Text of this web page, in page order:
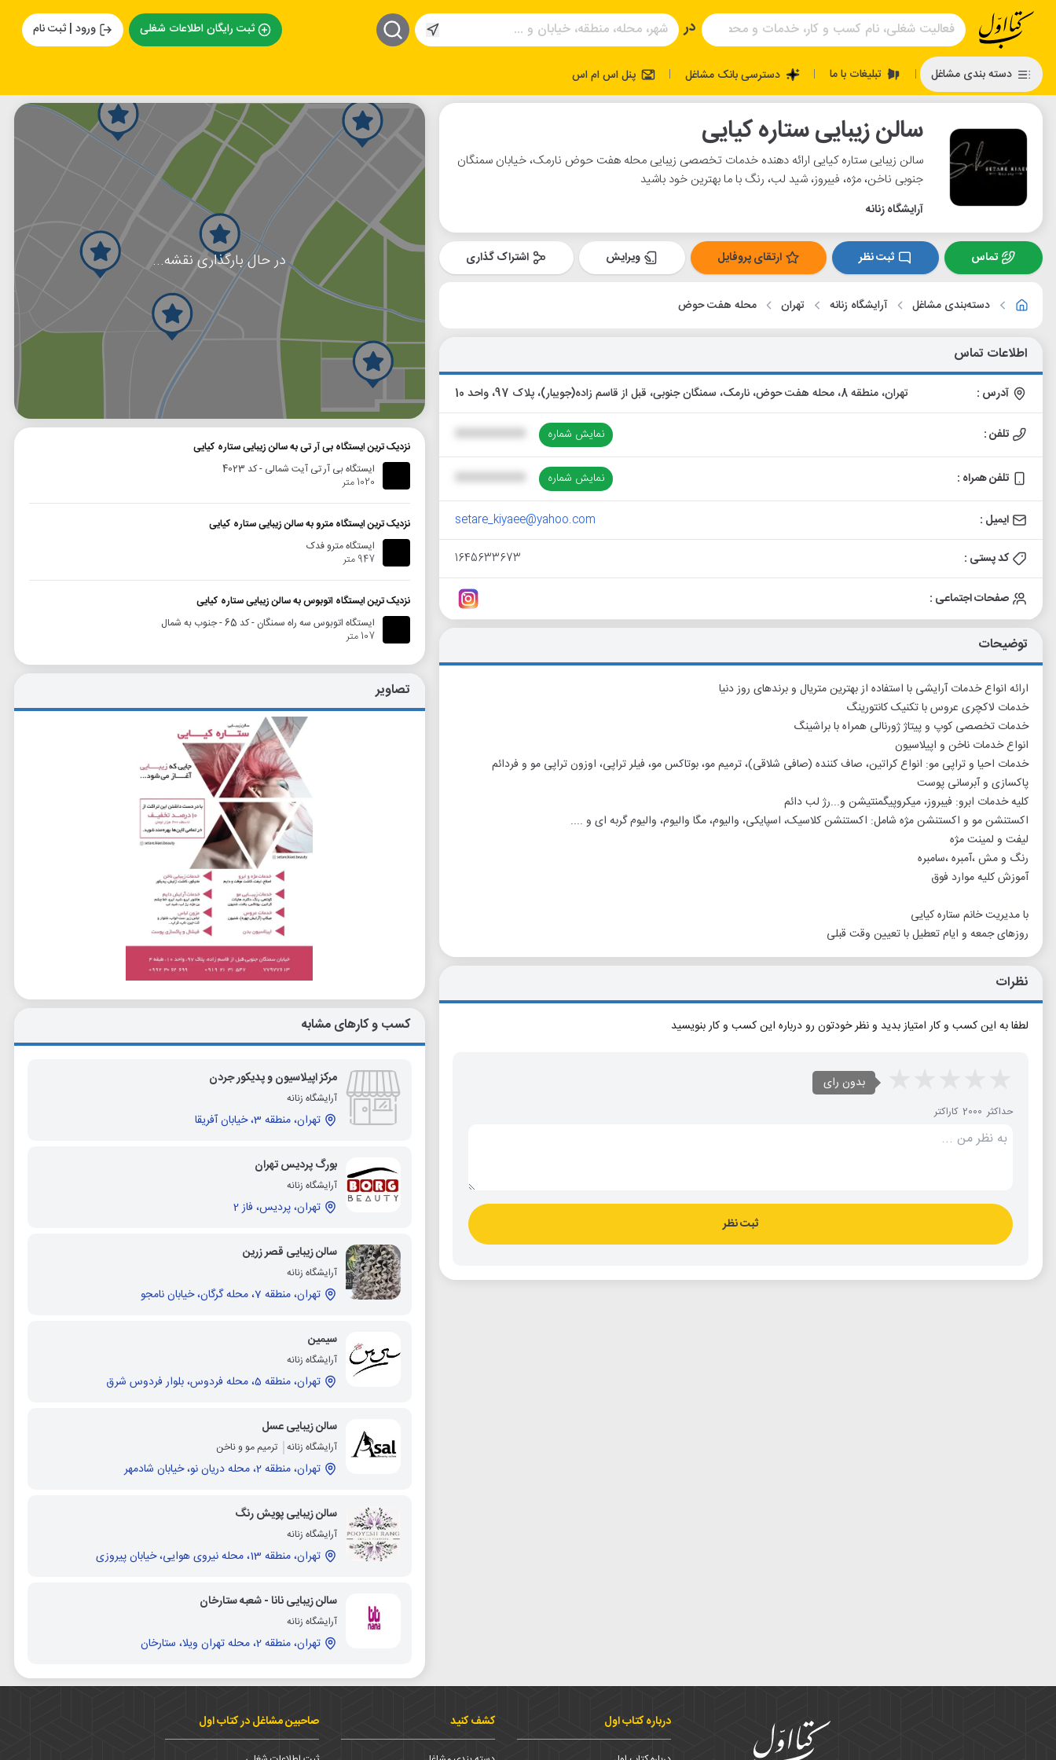
در ثبت رایگان اطلاعات شغلی ورود | ثبت نام
دسته بندی مشاغل | تبلیغات با ما | دسترسی بانک مشاغل | پنل اس ام اس
سالن زیبایی ستاره کیایی
سالن زیبایی ستاره کیایی ارائه دهنده خدمات تخصصی زیبایی محله هفت حوض نارمک، خیابان سمنگان
جنوبی ناخن، مژه، فیبروز، شید لب، رنگ با ما بهترین خود باشید
آرایشگاه زنانه
تماس ثبت نظر ارتقای پروفایل ویرایش اشتراک گذاری
دسته‌بندی مشاغل آرایشگاه زنانه تهران محله هفت حوض
اطلاعات تماس
آدرس : تهران، منطقه 8، محله هفت حوض، نارمک، سمنگان جنوبی، قبل از قاسم زاده(جویبار)، پلاک 97، واحد 10
تلفن : نمایش شماره XXXXXXXXXX
تلفن همراه : نمایش شماره XXXXXXXXXX
ایمیل : setare_kiyaee@yahoo.com
کد پستی : 1645633673
صفحات اجتماعی :
توضیحات
ارائه انواع خدمات آرایشی با استفاده از بهترین متریال و برندهای روز دنیا
خدمات لاکچری عروس با تکنیک کانتورینگ
خدمات تخصصی کوپ و پیتاژ ژورنالی همراه با براشینگ
انواع خدمات ناخن و اپیلاسیون
خدمات احیا و تراپی مو: انواع کراتین، صاف کننده (صافی شلاقی)، ترمیم مو، بوتاکس مو، فیلر تراپی، اوزون تراپی مو و فردائم
پاکسازی و آبرسانی پوست
کلیه خدمات ابرو: فیبروز، میکروپیگمنتیشن و...رژ لب دائم
اکستنشن مو و اکستنشن مژه شامل: اکستنشن کلاسیک، اسپایکی، والیوم، مگا والیوم، والیوم گربه ای و ....
لیفت و لمینت مژه
رنگ و مش ،آمبره ،سامبره
آموزش کلیه موارد فوق
با مدیریت خانم ستاره کیایی
روزهای جمعه و ایام تعطیل با تعیین وقت قبلی
نظرات
لطفا به این کسب و کار امتیاز بدید و نظر خودتون رو درباره این کسب و کار بنویسید
بدون رای
حداکثر 2000 کاراکتر
ثبت نظر
در حال بارگذاری نقشه...
نزدیک ترین ایستگاه بی آر تی به سالن زیبایی ستاره کیایی
ایستگاه بی آر تی آیت شمالی - کد 4023
1020 متر
نزدیک ترین ایستگاه مترو به سالن زیبایی ستاره کیایی
ایستگاه مترو فدک
947 متر
نزدیک ترین ایستگاه اتوبوس به سالن زیبایی ستاره کیایی
ایستگاه اتوبوس سه راه سمنگان - کد 65 - جنوب به شمال
107 متر
تصاویر
کسب و کارهای مشابه
مرکز اپیلاسیون و پدیکور جردن
آرایشگاه زنانه
تهران، منطقه 3، خیابان آفریقا
بورگ پردیس تهران
آرایشگاه زنانه
تهران، پردیس، فاز 2
سالن زیبایی قصر زرین
آرایشگاه زنانه
تهران، منطقه 7، محله گرگان، خیابان نامجو
سیمین
آرایشگاه زنانه
تهران، منطقه 5، محله فردوس، بلوار فردوس شرق
سالن زیبایی عسل
آرایشگاه زنانه ترمیم مو و ناخن
تهران، منطقه 2، محله دریان نو، خیابان شادمهر
سالن زیبایی پویش رنگ
آرایشگاه زنانه
تهران، منطقه 13، محله نیروی هوایی، خیابان پیروزی
سالن زیبایی نانا - شعبه ستارخان
آرایشگاه زنانه
تهران، منطقه 2، محله تهران ویلا، ستارخان
درباره کتاب اول کشف کنید صاحبین مشاغل در کتاب اول